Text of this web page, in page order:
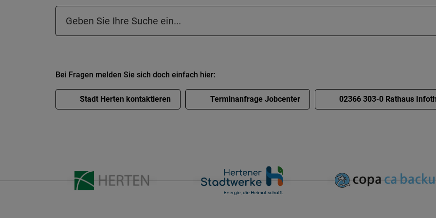
Suchfeld in der Fußzeile
Bei Fragen melden Sie sich doch einfach hier:
Stadt Herten kontaktieren Terminanfrage Jobcenter 02366 303-0 Rathaus